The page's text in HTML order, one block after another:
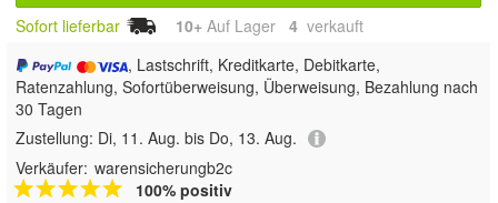
Sofort lieferbar 10+ Auf Lager 4 verkauft
, Lastschrift, Kreditkarte, Debitkarte,
Ratenzahlung, Sofortüberweisung, Überweisung, Bezahlung nach
30 Tagen
Zustellung: Di, 11. Aug. bis Do, 13. Aug.
Verkäufer: warensicherungb2c
100% positiv